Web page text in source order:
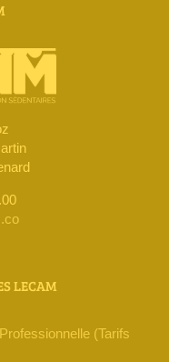
LECAM
(Tarifs